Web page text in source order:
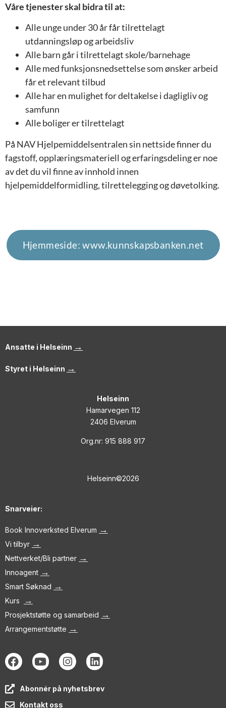
Våre tjenester skal bidra til at:
Alle unge under 30 år får tilrettelagt
utdanningsløp og arbeidsliv
Alle barn går i tilrettelagt skole/barnehage
Alle med funksjonsnedsettelse som ønsker arbeid
får et relevant tilbud
Alle har en mulighet for deltakelse i dagligliv og
samfunn
Alle boliger er tilrettelagt
På NAV Hjelpemiddelsentralen sin nettside finner du
fagstoff, opplæringsmateriell og erfaringsdeling er noe
av det du vil finne av innhold innen
hjelpemiddelformidling, tilrettelegging og døvetolking.
Hjemmeside: www.kunnskapsbanken.net
Ansatte i Helseinn →
Styret i Helseinn →
Helseinn
Hamarvegen 112
2406 Elverum
Org.nr: 915 888 917
Helseinn©2026
Snarveier:
Book Innoverksted Elverum →
Vi tilbyr →
Nettverket/Bli partner →
Innoagent →
Smart Søknad →
Kurs →
Prosjektstøtte og samarbeid →
Arrangementstøtte →
Abonnér på nyhetsbrev
Kontakt oss